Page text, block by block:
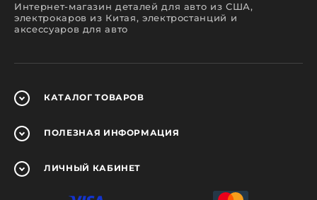
Интернет-магазин деталей для авто из США,
электрокаров из Китая, электростанций и
аксессуаров для авто
КАТАЛОГ ТОВАРОВ
ПОЛЕЗНАЯ ИНФОРМАЦИЯ
ЛИЧНЫЙ КАБИНЕТ